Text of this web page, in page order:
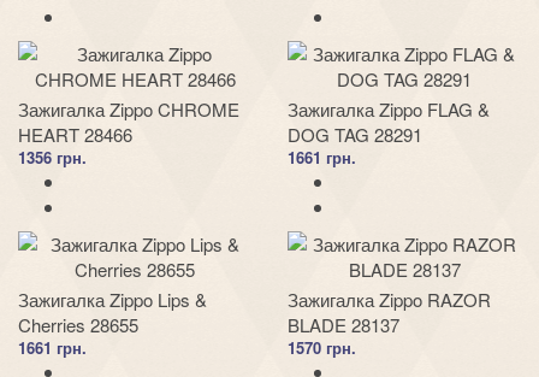
Зажигалка Zippo CHROME
HEART 28466
1356 грн.
Зажигалка Zippo FLAG &
DOG TAG 28291
1661 грн.
Зажигалка Zippo Lips &
Cherries 28655
1661 грн.
Зажигалка Zippo RAZOR
BLADE 28137
1570 грн.